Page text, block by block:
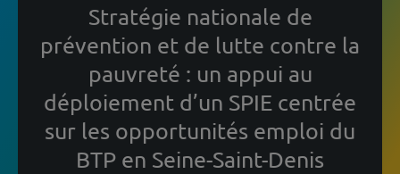
Stratégie nationale de
prévention et de lutte contre la
pauvreté : un appui au
déploiement d’un SPIE centrée
sur les opportunités emploi du
BTP en Seine-Saint-Denis